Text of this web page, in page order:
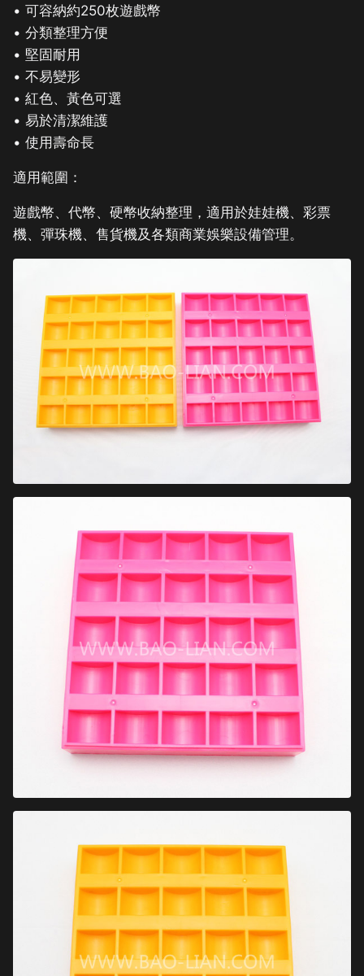
• 可容納約250枚遊戲幣
• 分類整理方便
• 堅固耐用
• 不易變形
• 紅色、黃色可選
• 易於清潔維護
• 使用壽命長
適用範圍：
遊戲幣、代幣、硬幣收納整理，適用於娃娃機、彩票
機、彈珠機、售貨機及各類商業娛樂設備管理。